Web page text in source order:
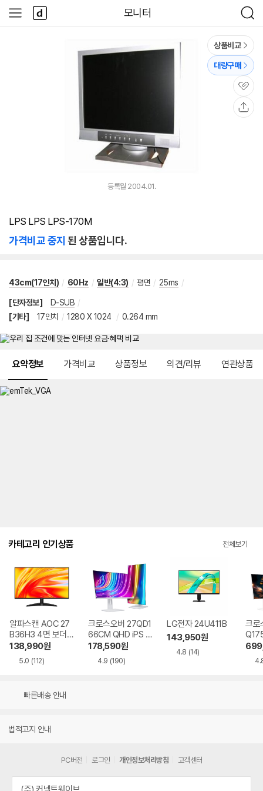
모니터
검
색
사
이
다
나
와
상품비교
대량구매
관
심
등록월 2004.01.
LPS LPS LPS-170M
가격비교 중지 된 상품입니다.
43cm(17인치) / 60Hz / 일반(4:3) / 평면 / 25ms /
[단자정보] D-SUB /
[기타]
17인치 / 1280 X 1024 / 0.264 mm
요약정보 가격비교 상품정보 의견/리뷰 연관상품
카테고리 인기상품 전체보기
알파스캔 AOC 27
B36H3 4면 보더리
스 IPS 120 시력보
호 무결점
138,990원
5.0 (112)
크로스오버 27QD1
66CM QHD iPS U
SB-C 화이트 Ai 멀
티스탠드
178,590원
4.9 (190)
LG전자 24U411B
143,950원
4.8 (14)
크로
Ai
빠른배송 안내
법적고지 안내
PC버전 로그인 개인정보처리방침 고객센터